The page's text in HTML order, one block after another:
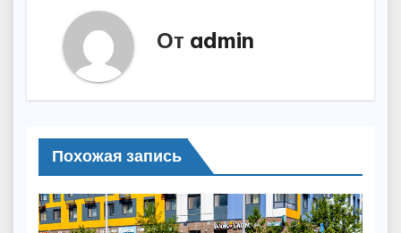
От admin
Похожая запись